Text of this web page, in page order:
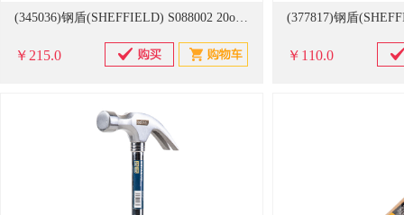
(345036)钢盾(SHEFFIELD) S088002 20oz 防震羊角锤(单位：把)
￥215.0 ￥110.0